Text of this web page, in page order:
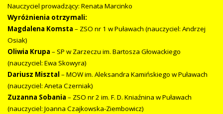
Nauczyciel prowadzący: Renata Marcinko
Wyróżnienia otrzymali:
Magdalena Komsta – ZSO nr 1 w Puławach (nauczyciel: Andrzej
Osiak)
Oliwia Krupa – SP w Zarzeczu im. Bartosza Głowackiego
(nauczyciel: Ewa Skowyra)
Dariusz Misztal – MOW im. Aleksandra Kamińskiego w Puławach
(nauczyciel: Aneta Czerniak)
Zuzanna Sobania – ZSO nr 2 im. F. D. Kniaźnina w Puławach
(nauczyciel: Joanna Czajkowska-Ziembowicz)